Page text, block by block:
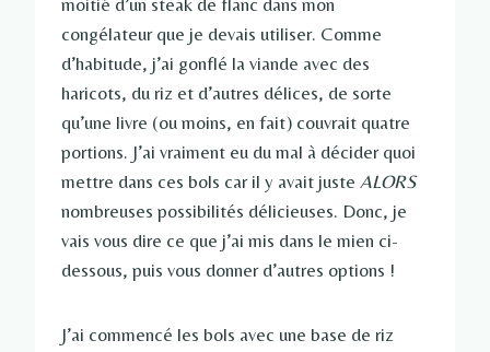
moitié d’un steak de flanc dans mon
congélateur que je devais utiliser. Comme
d’habitude, j’ai gonflé la viande avec des
haricots, du riz et d’autres délices, de sorte
qu’une livre (ou moins, en fait) couvrait quatre
portions. J’ai vraiment eu du mal à décider quoi
mettre dans ces bols car il y avait juste ALORS
nombreuses possibilités délicieuses. Donc, je
vais vous dire ce que j’ai mis dans le mien ci-
dessous, puis vous donner d’autres options !
J’ai commencé les bols avec une base de riz